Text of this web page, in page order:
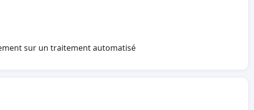
sur un traitement automatisé